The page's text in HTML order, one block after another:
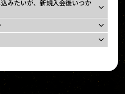
みたいが、新規入会後いつか